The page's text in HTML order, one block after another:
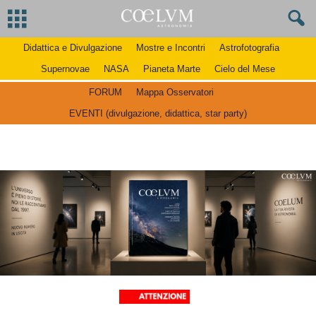
Didattica e Divulgazione Mostre e Incontri
Astrofotografia
Supernovae
NASA Pianeta Marte Cielo del Mese
FORUM
Mappa Osservatori
EVENTI (divulgazione, didattica, star party)